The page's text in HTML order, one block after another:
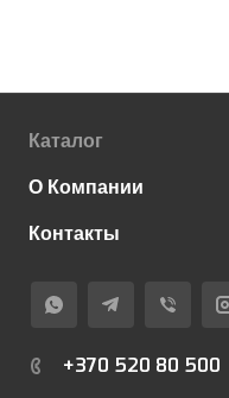
Каталог
О Компании
Контакты
+370 520 80 500